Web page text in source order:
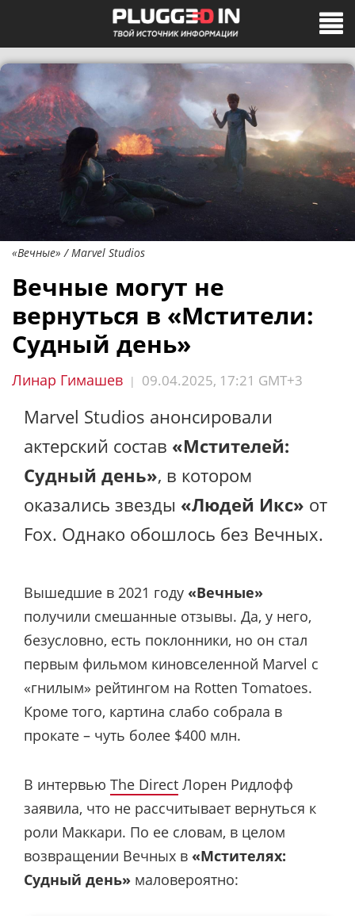
«Вечные» / Marvel Studios
Вечные могут не
вернуться в «Мстители:
Судный день»
Линар Гимашев | 09.04.2025, 17:21 GMT+3
Marvel Studios анонсировали
актерский состав «Мстителей:
Судный день», в котором
оказались звезды «Людей Икс» от
Fox. Однако обошлось без Вечных.
Вышедшие в 2021 году «Вечные»
получили смешанные отзывы. Да, у него,
безусловно, есть поклонники, но он стал
первым фильмом киновселенной Marvel с
«гнилым» рейтингом на Rotten Tomatoes.
Кроме того, картина слабо собрала в
прокате – чуть более $400 млн.
В интервью The Direct Лорен Ридлофф
заявила, что не рассчитывает вернуться к
роли Маккари. По ее словам, в целом
возвращении Вечных в «Мстителях:
Судный день» маловероятно: